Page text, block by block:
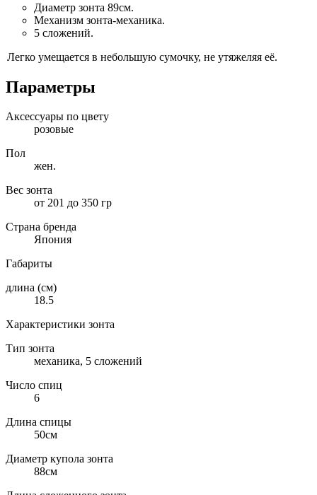
Диаметр зонта 89см.
Механизм зонта-механика.
5 сложений.
Легко умещается в небольшую сумочку, не утяжеляя её.
Параметры
Аксессуары по цвету
розовые
Пол
жен.
Вес зонта
от 201 до 350 гр
Страна бренда
Япония
Габариты
длина (см)
18.5
Характеристики зонта
Тип зонта
механика, 5 сложений
Число спиц
6
Длина спицы
50см
Диаметр купола зонта
88см